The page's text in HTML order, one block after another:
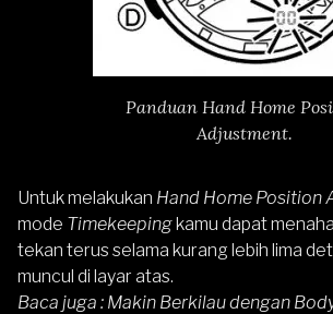
Panduan Hand Home
Adjustment.
Untuk melakukan Hand Home Position
mode Timekeepingkamu dapat
tekan terus selama kurang lebih lima
muncul di layar atas.
Baca juga : Makin Berkilau dengan